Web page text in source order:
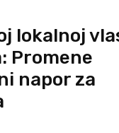
lokalnoj
Promene
napor za